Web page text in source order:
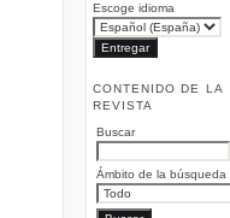
Escoge idioma
CONTENIDO DE LA
REVISTA
Buscar
Ámbito de la búsqueda